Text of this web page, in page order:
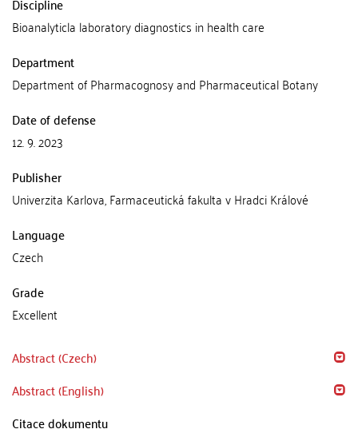
Bioanalyticla laboratory diagnostics in health care
Department
Department of Pharmacognosy and Pharmaceutical Botany
Date of defense
12. 9. 2023
Publisher
Univerzita Karlova, Farmaceutická fakulta v Hradci Králové
Language
Czech
Grade
Excellent
Abstract (Czech)
Abstract (English)
Citace dokumentu